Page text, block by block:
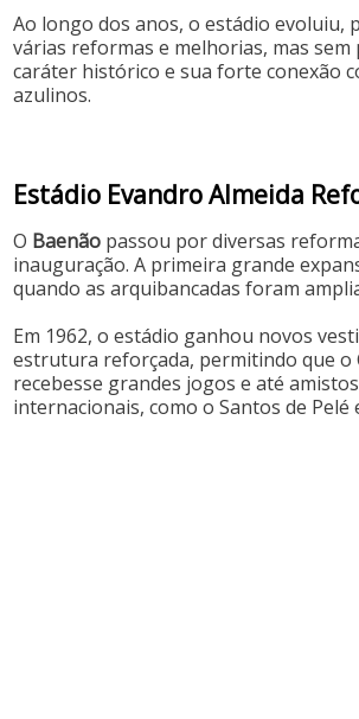
Ao longo dos anos, o estádio evoluiu,
várias reformas e melhorias, mas sem
caráter histórico e sua forte conexão
azulinos.
Estádio Evandro Almeida
O Baenão passou por diversas
inauguração. A primeira grande
quando as arquibancadas foram
Em 1962, o estádio ganhou novos
estrutura reforçada, permitindo que o
recebesse grandes jogos e até
internacionais, como o Santos de Pelé